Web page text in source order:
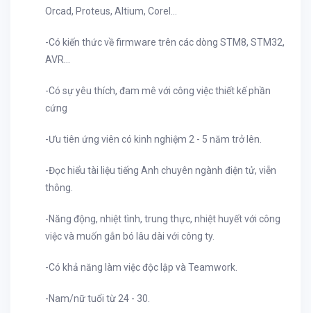
Orcad, Proteus, Altium, Corel…
-Có kiến thức về firmware trên các dòng STM8, STM32,
AVR…
-Có sự yêu thích, đam mê với công việc thiết kế phần
cứng
-Ưu tiên ứng viên có kinh nghiệm 2 - 5 năm trở lên.
-Đọc hiểu tài liệu tiếng Anh chuyên ngành điện tử, viễn
thông.
-Năng động, nhiệt tình, trung thực, nhiệt huyết với công
việc và muốn gắn bó lâu dài với công ty.
-Có khả năng làm việc độc lập và Teamwork.
-Nam/nữ tuổi từ 24 - 30.